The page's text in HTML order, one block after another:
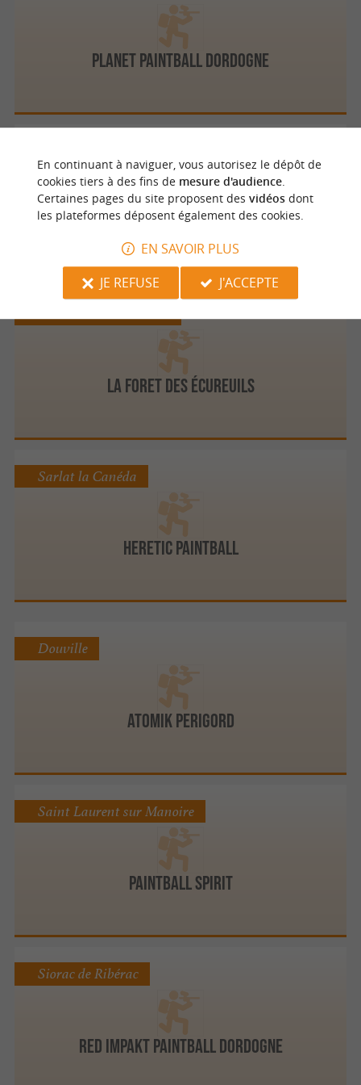
Planet Paintball Dordogne
Périgord Paintball
LA FORET DES ÉCUREUILS
HERETIC PAINTBALL
Sarlat la Canéda
ATOMIK Perigord
Douville
Paintball Spirit
Saint Laurent sur Manoire
Red Impakt Paintball Dordogne
Siorac de Ribérac
En continuant à naviguer, vous autorisez le dépôt de
cookies tiers à des fins de mesure d'audience.
Certaines pages du site proposent des vidéosdont
les plateformes déposent également des cookies.
EN SAVOIR PLUS
JE REFUSE
J'ACCEPTE